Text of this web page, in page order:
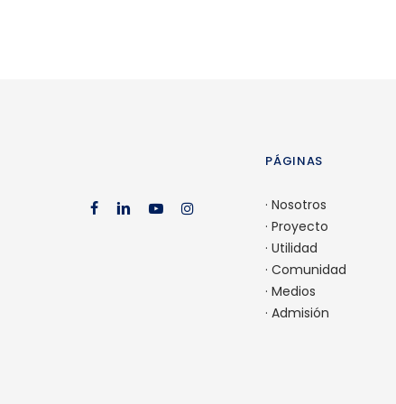
facebook
linkedin
youtube
instagram
PÁGINAS
·Nosotros
·Proyecto
·Utilidad
·Comunidad
·Medios
·Admisión